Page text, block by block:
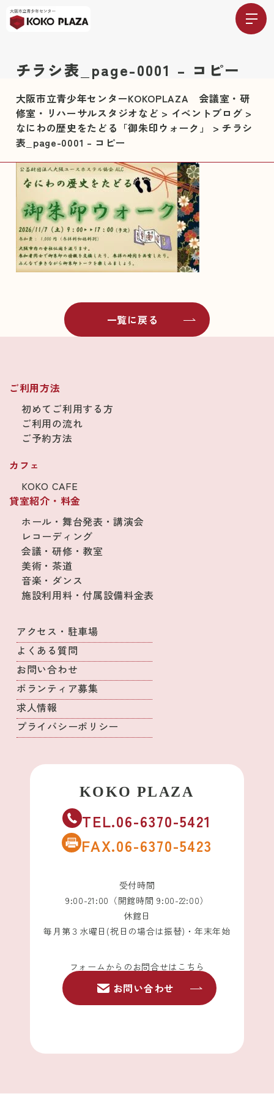
チラシ表_page-0001 – コピー
大阪市立青少年センターKOKOPLAZA 会議室・研
修室・リハーサルスタジオなど > イベントブログ >
なにわの歴史をたどる「御朱印ウォーク」
> チラシ
表_page-0001 – コピー
一覧に戻る
ご利用方法
初めてご利用する方
ご利用の流れ
ご予約方法
カフェ
KOKO CAFE
貸室紹介・料金
ホール・舞台発表・講演会
レコーディング
会議・研修・教室
美術・茶道
音楽・ダンス
施設利用料・付属設備料金表
アクセス・駐車場
よくある質問
お問い合わせ
ボランティア募集
求人情報
プライバシーポリシー
TEL.06-6370-5421
FAX.06-6370-5423
受付時間
9:00-21:00（開館時間 9:00-22:00）
休館日
毎月第３水曜日(祝日の場合は振替)・年末年始
フォームからのお問合せはこちら
お問い合わせ